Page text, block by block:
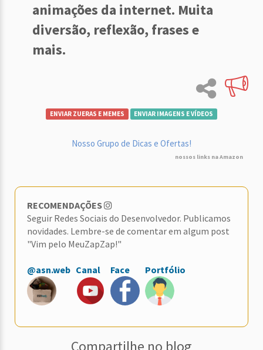
animações da internet. Muita
diversão, reflexão, frases e
mais.
ENVIAR ZUERAS E MEMES ENVIAR IMAGENS E VÍDEOS
Nosso Grupo de Dicas e Ofertas!
nossos links na Amazon
RECOMENDAÇÕES
Seguir Redes Sociais do Desenvolvedor. Publicamos
novidades. Lembre-se de comentar em algum post
"Vim pelo MeuZapZap!"
@asn.web Canal Face Portfólio
Compartilhe no blog